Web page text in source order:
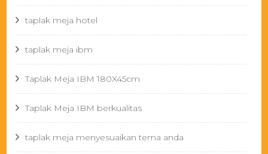
taplak meja hotel
taplak meja ibm
Taplak Meja IBM 180X45cm
Taplak Meja IBM berkualitas
taplak meja menyesuaikan tema anda